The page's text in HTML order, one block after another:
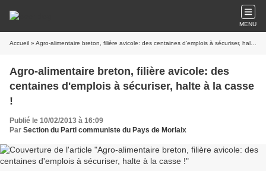
MENU
Accueil » Agro-alimentaire breton, filière avicole: des centaines d'emplois à sécuriser, halte à la casse !
Agro-alimentaire breton, filière avicole: des
centaines d'emplois à sécuriser, halte à la casse
!
Publié le 10/02/2013 à 16:09
Par Section du Parti communiste du Pays de Morlaix